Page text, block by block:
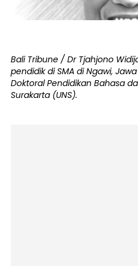
Bali Tribune / Dr Tjahjono
pendidik di SMA di Ngawi,
Doktoral Pendidikan Bahasa
Surakarta (UNS).